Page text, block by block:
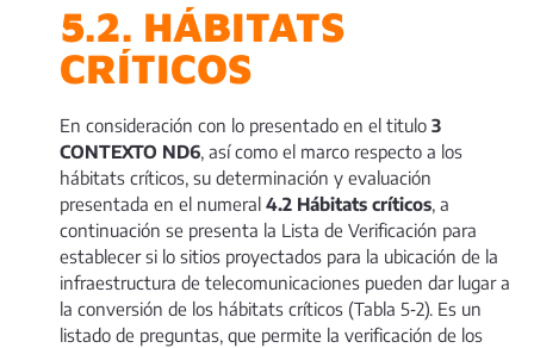
5.2. HÁBITATS
CRÍTICOS
En consideración con lo presentado en el titulo 3
CONTEXTO ND6, así como el marco respecto a los
hábitats críticos, su determinación y evaluación
presentada en el numeral 4.2 Hábitats críticos, a
continuación se presenta la Lista de Verificación para
establecer si lo sitios proyectados para la ubicación de la
infraestructura de telecomunicaciones pueden dar lugar a
la conversión de los hábitats críticos (Tabla 5‑2). Es un
listado de preguntas, que permite la verificación de los